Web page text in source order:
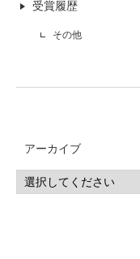
受賞履歴
その他
アーカイブ